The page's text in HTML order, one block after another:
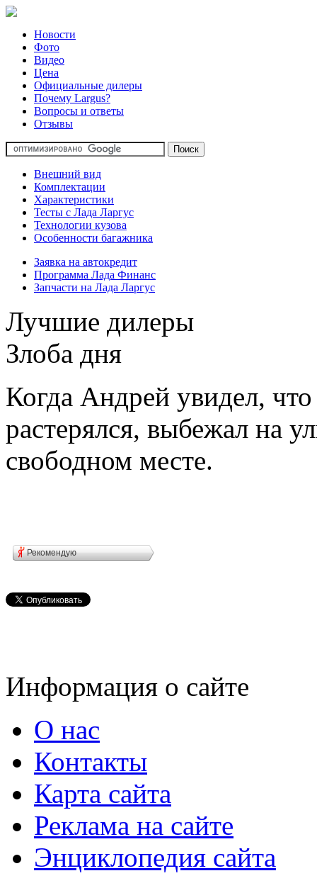
Новости
Фото
Видео
Цена
Официальные дилеры
Почему Largus?
Вопросы и ответы
Отзывы
Внешний вид
Комплектации
Характеристики
Тесты с Лада Ларгус
Технологии кузова
Особенности багажника
Заявка на автокредит
Программа Лада Финанс
Запчасти на Лада Ларгус
Лучшие дилеры
Злоба дня
Когда Андрей увидел,
растерялся, выбежал на
свободном месте.
Рекомендую
Информация о сайте
О нас
Контакты
Карта сайта
Реклама на сайте
Энциклопедия сайта